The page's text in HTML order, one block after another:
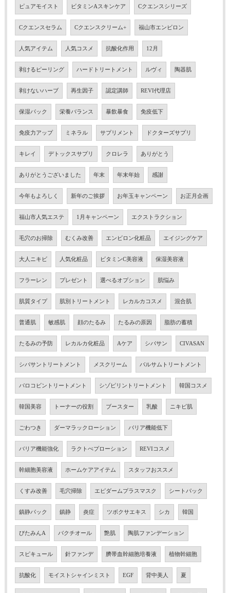
ピュアモイスト ビタミンAスキンケア Cクエンスシリーズ
Cクエンスセラム Cクエンスクリーム+ 福山市エンビロン
人気アイテム 人気コスメ 抗酸化作用 12月
剥けるピーリング ハードトリートメント ルヴィ 陶器肌
剥けないハーブ 再生因子 認定講師 REVI代理店
保湿パック 栄養バランス 暴飲暴食 免疫低下
免疫力アップ ミネラル サプリメント ドクターズサプリ
キレイ デトックスサプリ クロレラ ありがとう
ありがとうございました 年末 年末年始 感謝
今年もよろしく 新年のご挨拶 お年玉キャンペーン お正月企画
福山市人気エステ 1月キャンペーン エクストラクション
毛穴のお掃除 むくみ改善 エンビロン化粧品 エイジングケア
大人ニキビ 人気化粧品 ビタミンC美容液 保湿美容液
フラーレン プレゼント 選べるオプション 肌悩み
肌質タイプ 肌別トリートメント レカルカコスメ 混合肌
普通肌 敏感肌 顔のたるみ たるみの原因 脂肪の蓄積
たるみの予防 レカルカ化粧品 Aケア シバサン CIVASAN
シバサントリートメント メスクリーム バルサムトリートメント
バロコビントリートメント シゾピリントリートメント 韓国コスメ
韓国美容 トーナーの役割 ブースター 乳酸 ニキビ肌
ごわつき ダーマラックローション バリア機能低下
バリア機能強化 ラクトぺプローション REVIコスメ
幹細胞美容液 ホームケアアイテム スタッフおススメ
くすみ改善 毛穴掃除 エピダームプラスマスク シートパック
鎮静パック 鎮静 炎症 ツボクサエキス シカ 韓国
びたみんA バクチオール 艶肌 陶肌ファンデーション
スピキュール 針ファンデ 臍帯血幹細胞培養液 植物幹細胞
抗酸化 モイストシャインミスト EGF 背中美人 夏